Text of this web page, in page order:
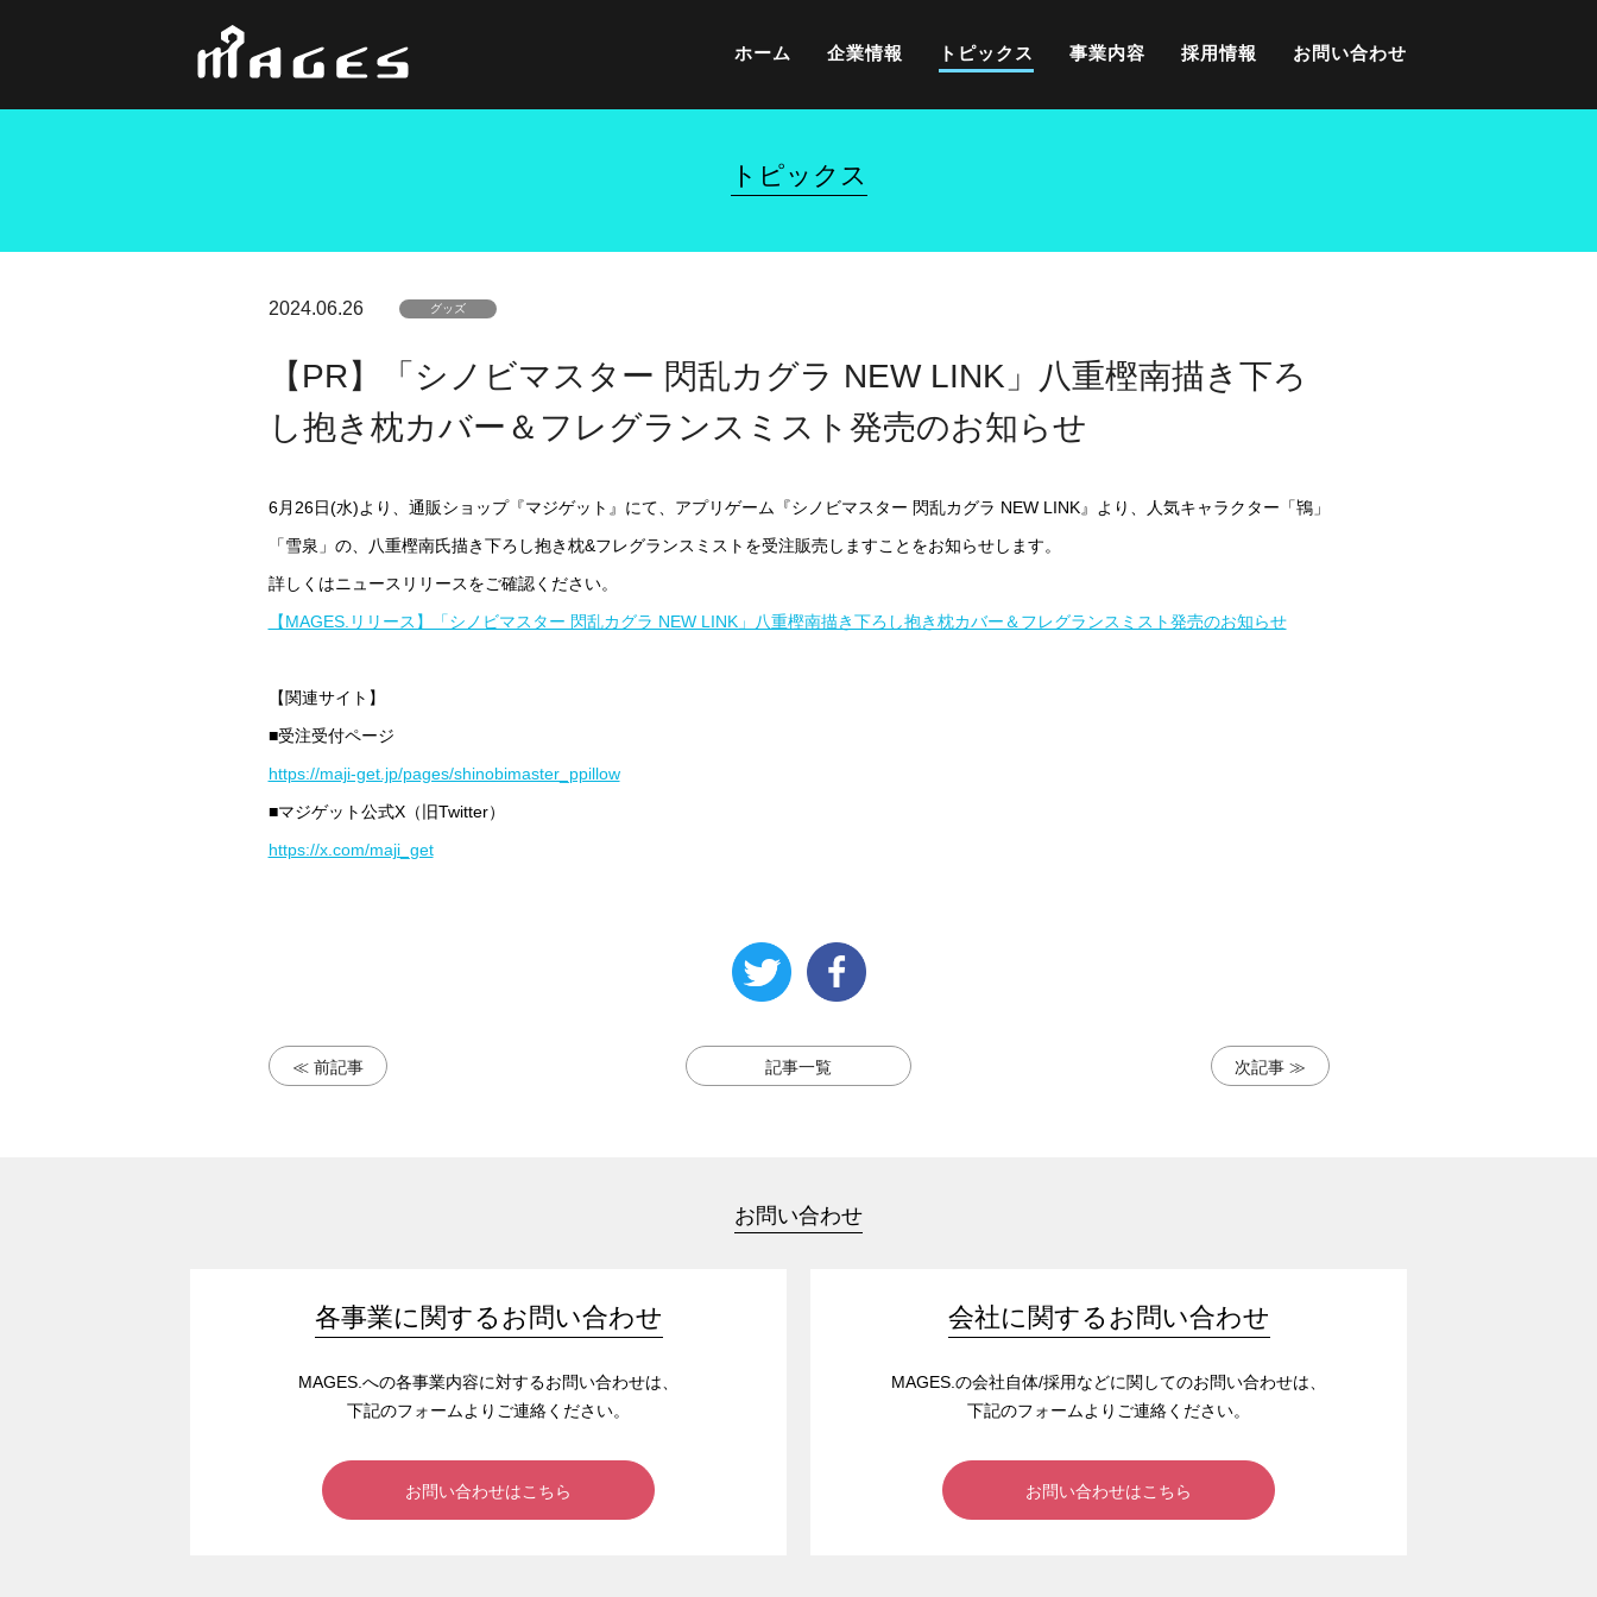
ホーム 企業情報 トピックス 事業内容 採用情報 お問い合わせ
トピックス
2024.06.26 グッズ
【PR】「シノビマスター 閃乱カグラ NEW LINK」八重樫南描き下ろ
し抱き枕カバー＆フレグランスミスト発売のお知らせ
6月26日(水)より、通販ショップ『マジゲット』にて、アプリゲーム『シノビマスター 閃乱カグラ NEW LINK』より、人気キャラクター「鴇」
「雪泉」の、八重樫南氏描き下ろし抱き枕&フレグランスミストを受注販売しますことをお知らせします。
詳しくはニュースリリースをご確認ください。
【MAGES.リリース】「シノビマスター 閃乱カグラ NEW LINK」八重樫南描き下ろし抱き枕カバー＆フレグランスミスト発売のお知らせ
【関連サイト】
■受注受付ページ
https://maji-get.jp/pages/shinobimaster_ppillow
■マジゲット公式X（旧Twitter）
https://x.com/maji_get
≪ 前記事 記事一覧 次記事 ≫
お問い合わせ
各事業に関するお問い合わせ
MAGES.への各事業内容に対するお問い合わせは、
下記のフォームよりご連絡ください。
お問い合わせはこちら
会社に関するお問い合わせ
MAGES.の会社自体/採用などに関してのお問い合わせは、
下記のフォームよりご連絡ください。
お問い合わせはこちら